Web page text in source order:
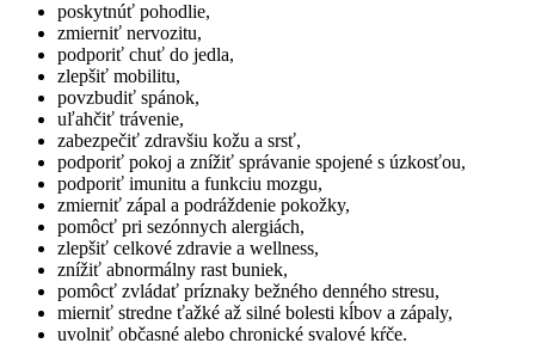
poskytnúť pohodlie,
zmierniť nervozitu,
podporiť chuť do jedla,
zlepšiť mobilitu,
povzbudiť spánok,
uľahčiť trávenie,
zabezpečiť zdravšiu kožu a srsť,
podporiť pokoj a znížiť správanie spojené s úzkosťou,
podporiť imunitu a funkciu mozgu,
zmierniť zápal a podráždenie pokožky,
pomôcť pri sezónnych alergiách,
zlepšiť celkové zdravie a wellness,
znížiť abnormálny rast buniek,
pomôcť zvládať príznaky bežného denného stresu,
mierniť stredne ťažké až silné bolesti kĺbov a zápaly,
uvolniť občasné alebo chronické svalové kŕče.